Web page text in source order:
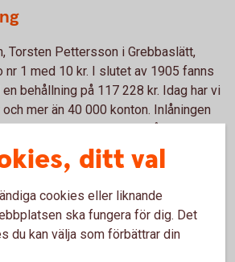
Torsten Pettersson i Grebbaslätt,
nr 1 med 10 kr. I slutet av 1905 fanns
behållning på 117 228 kr. Idag har vi
mer än 40 000 konton. Inlåningen
till 3,9 Miljarder kr och utlåningen
kr fördelat på ca 7 000 lån.
var syftet att banken skulle vara
till att utveckla hushållens och
ditt val
cookies eller liknande
ska fungera för dig. Det
du kan välja som förbättrar din